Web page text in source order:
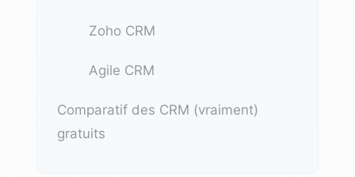
Zoho CRM
Agile CRM
Comparatif des CRM (vraiment)
gratuits